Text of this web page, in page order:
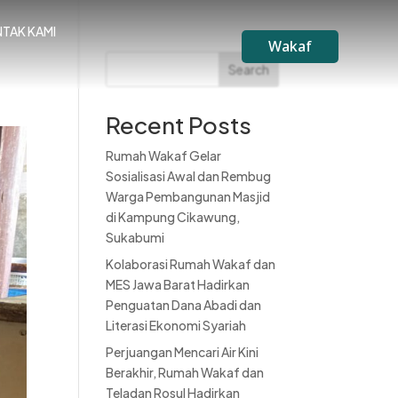
KAMI
Wakaf
Search
Recent Posts
Rumah Wakaf Gelar
Sosialisasi Awal dan Rembug
Warga Pembangunan Masjid
di Kampung Cikawung,
Sukabumi
Kolaborasi Rumah Wakaf dan
MES Jawa Barat Hadirkan
Penguatan Dana Abadi dan
Literasi Ekonomi Syariah
Perjuangan Mencari Air Kini
Berakhir, Rumah Wakaf dan
Teladan Rosul Hadirkan